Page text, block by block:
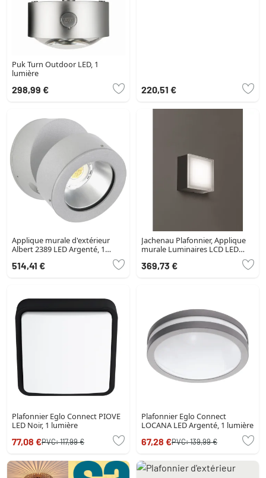
Puk Turn Outdoor LED, 1
lumière
298,99 € 220,51 €
Applique murale d'extérieur
Albert 2389 LED Argenté, 1
514,41 €
Jachenau Plafonnier, Applique
murale Luminaires LCD LED
369,73 €
Plafonnier Eglo Connect PIOVE
LED Noir, 1 lumière
77,08 €PVC:117,99 €
Plafonnier Eglo Connect
LOCANA LED Argenté, 1 lumière
67,28 €PVC:139,99 €